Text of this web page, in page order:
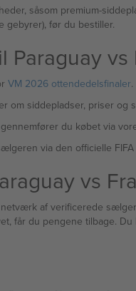
såsom premium-
gebyrer), før du bestiller.
VM 2026 ottendedelsfinaler
om siddepladser, priser
du købet via
via den officielle
vs
af verificerede
får du pengene tilbage.